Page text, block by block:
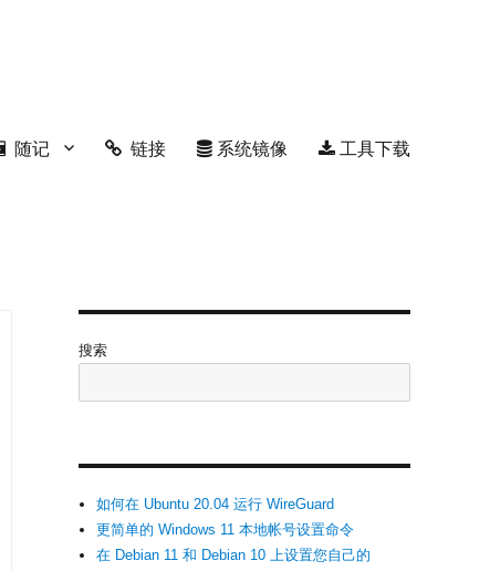
随记 链接 系统镜像 工具下载
搜索
如何在 Ubuntu 20.04 运行 WireGuard
更简单的 Windows 11 本地帐号设置命令
在 Debian 11 和 Debian 10 上设置您自己的